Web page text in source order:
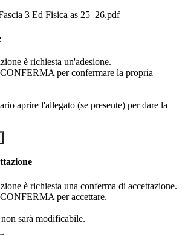
3 Ed Fisica as 25_26.pdf
è richiesta un'adesione.
per confermare la propria
aprire l'allegato (se presente) per dare la
è richiesta una conferma di accettazione.
per accettare.
sarà modificabile.